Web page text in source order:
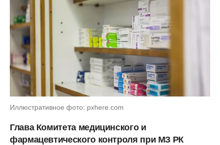
Иллюстративное фото: pxhere.com
Глава Комитета медицинского и
фармацевтического контроля при МЗ РК